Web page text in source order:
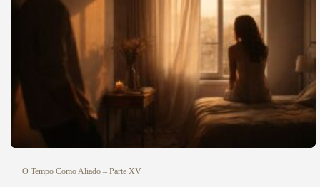
O Tempo Como Aliado – Parte XV